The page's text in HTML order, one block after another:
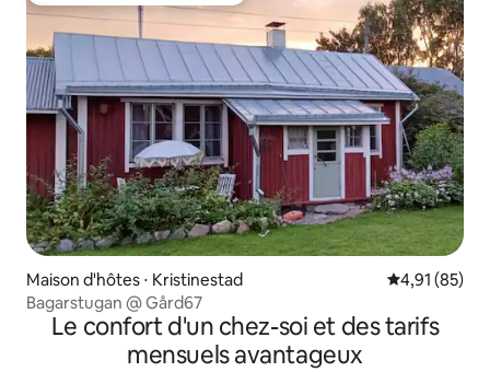
Maison d'hôtes ⋅ Kristinestad Évaluation
4,91 (85)
Bagarstugan @ Gård67
Le confort d'un chez-soi et des tarifs
mensuels avantageux